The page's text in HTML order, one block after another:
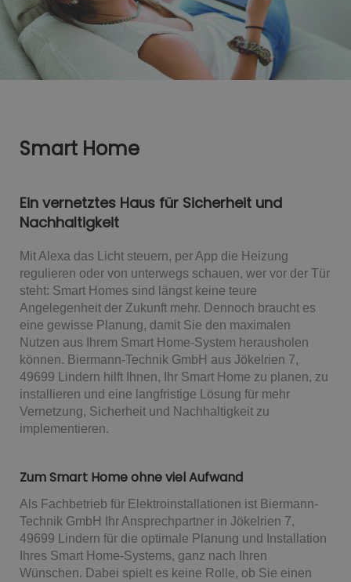
Smart Home
Ein vernetztes Haus für Sicherheit und
Nachhaltigkeit
Mit Alexa das Licht steuern, per App die Heizung
regulieren oder von unterwegs schauen, wer vor der Tür
steht: Smart Homes sind längst keine teure
Angelegenheit der Zukunft mehr. Dennoch braucht es
eine gewisse Planung, damit Sie den maximalen
Nutzen aus Ihrem Smart Home-System herausholen
können. Biermann-Technik GmbH aus Jökelrien 7,
49699 Lindern hilft Ihnen, Ihr Smart Home zu planen, zu
installieren und eine langfristige Lösung für mehr
Vernetzung, Sicherheit und Nachhaltigkeit zu
implementieren.
Zum Smart Home ohne viel Aufwand
Als Fachbetrieb für Elektroinstallationen ist Biermann-
Technik GmbH Ihr Ansprechpartner in Jökelrien 7,
49699 Lindern für die optimale Planung und Installation
Ihres Smart Home-Systems, ganz nach Ihren
Wünschen. Dabei spielt es keine Rolle, ob Sie einen